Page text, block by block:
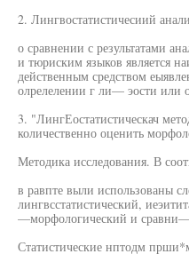
2. Лингвостатистичесиий
о сравнении с результатами
и тюриским языков является
действенным средством
олрелелении г ли— эости или
3. "ЛингЕостатистическач
количественно оценить
Методика исследования. В
в равпте выли использованы
лингвсстатистический,
—морфологический и сравни—
Статистические нптодм